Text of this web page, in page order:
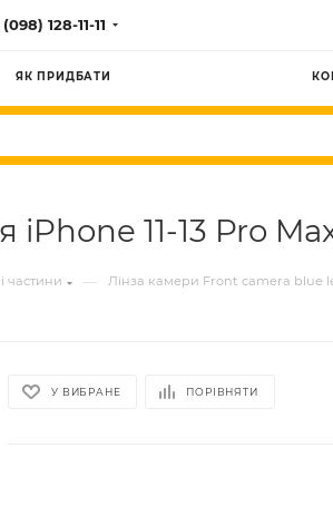
128-11-11
ЯК ПРИДБАТИ
11-13 Pro
частини — Лінза камери Front camera blue
У ВИБРАНЕ ПОРІВНЯТИ